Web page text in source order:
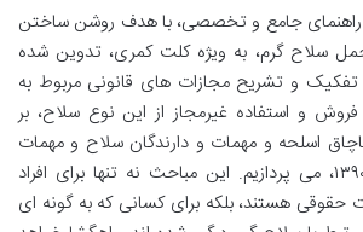
راهنمای جامع و تخصصی، با هدف روشن ساختن
سلاح گرم، به ویژه کلت کمری، تدوین شده
و تشریح مجازات های قانونی مربوط به
و استفاده غیرمجاز از این نوع سلاح، بر
اسلحه و مهمات و دارندگان سلاح و مهمات
غیرمجاز مصوب سال ۱۳۹۰، می پردازیم. این مباحث نه تنها برای افراد
حقوقی هستند، بلکه برای کسانی که به گونه ای